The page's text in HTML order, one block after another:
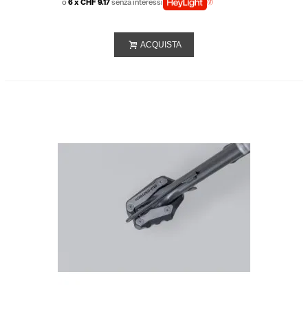
o6 x CHF 9.17senza interessi
ACQUISTA